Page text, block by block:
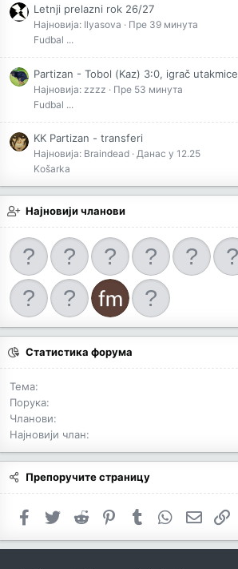
Letnji prelazni rok 26/27
Најновија: Ilyasova
Пре 39 минута
Fudbal ...
Partizan - Tobol (Kaz) 3:0, igrač utakmice
Најновија: zzzz
Пре 53 минута
Fudbal ...
KK Partizan - transferi
Најновија: Braindead Данас у 12.25
Košarka
Најновији чланови
Статистика форума
Тема
Порука
Чланови
Најновији члан
Препоручите страницу
Facebook
Twitter Reddit PinterestTumblr WhatsApp
Имејл